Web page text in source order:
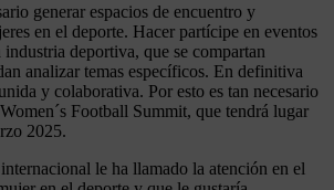
generar espacios de encuentro y
en el deporte. Hacer partícipe en eventos
deportiva, que se compartan
analizar temas específicos. En definitiva
y colaborativa. Por esto es tan necesario
Football Summit, que tendrá lugar
2025.
le ha llamado la atención en el